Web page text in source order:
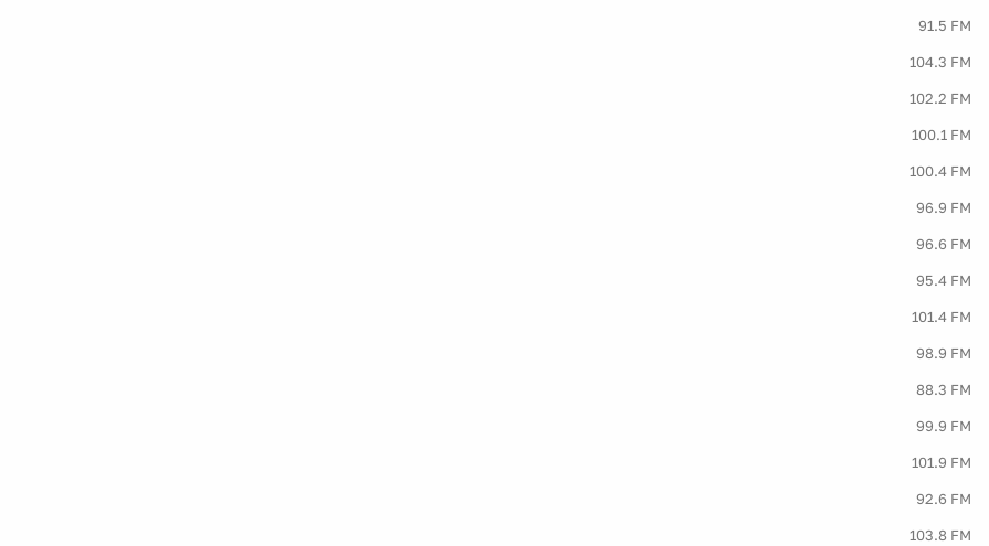
91.5 FM
104.3 FM
102.2 FM
100.1 FM
100.4 FM
96.9 FM
96.6 FM
95.4 FM
101.4 FM
98.9 FM
88.3 FM
99.9 FM
101.9 FM
92.6 FM
103.8 FM